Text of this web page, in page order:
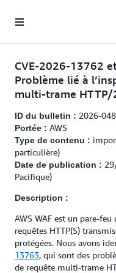
CVE-2026-13762
Problème lié à
multi-trame HTTP/
ID du bulletin : 2026-
Portée : AWS
Type de contenu :
particulière)
Date de publication :
Pacifique)
Description :
AWS WAF est un pare-
requêtes HTTP(S)
protégées. Nous avons
13763, qui sont des
de requête multi-trame